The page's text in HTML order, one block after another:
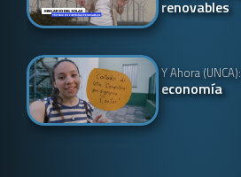
renovables
Y Ahora (UNCA):
economía